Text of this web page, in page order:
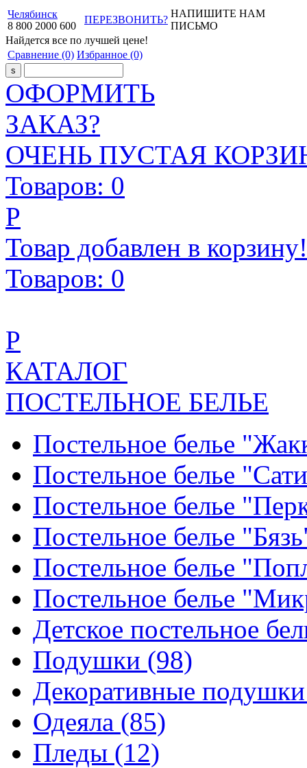
Челябинск
8 800 2000 600
ПЕРЕЗВОНИТЬ?
НАПИШИТЕ НАМ
ПИСЬМО
Найдется все по лучшей цене!
Сравнение (0) Избранное (0)
ОФОРМИТЬ
ЗАКАЗ?
ОЧЕНЬ ПУСТАЯ
Товаров: 0
Р
Товар добавлен в корзину!
Товаров: 0
Р
КАТАЛОГ
ПОСТЕЛЬНОЕ БЕЛЬЕ
Постельное белье
Постельное белье
Постельное белье
Постельное белье
Постельное белье
Постельное белье
Детское постельное
Подушки (98)
Декоративные
Одеяла (85)
Пледы (12)